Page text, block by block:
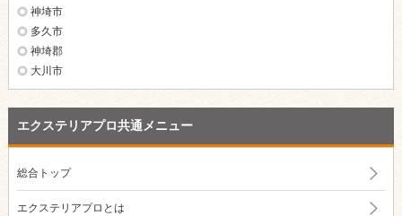
エクステリアプロ共通メニュー
総合トップ
エクステリアプロとは
神埼市
多久市
神埼郡
大川市